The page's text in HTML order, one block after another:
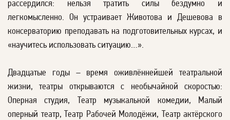
рассердился: нельзя тратить силы бездумно и
легкомысленно. Он устраивает Животова и Дешевова в
консерваторию преподавать на подготовительных курсах, и
«научитесь использовать ситуацию…».
Двадцатые годы – время оживлённейшей театральной
жизни, театры открываются с необычайной скоростью:
Оперная студия, Театр музыкальной комедии, Малый
оперный театр, Театр Рабочей Молодёжи, Театр актёрского